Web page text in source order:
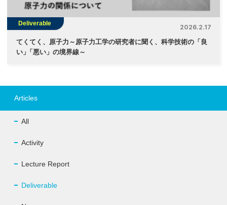
Deliverable
2026.2.17
てくてく、原子力～原子力工学の研究者に聞く、科学技術の「良
い」 「悪い」の境界線～
Articles
All
Activity
Lecture Report
Deliverable